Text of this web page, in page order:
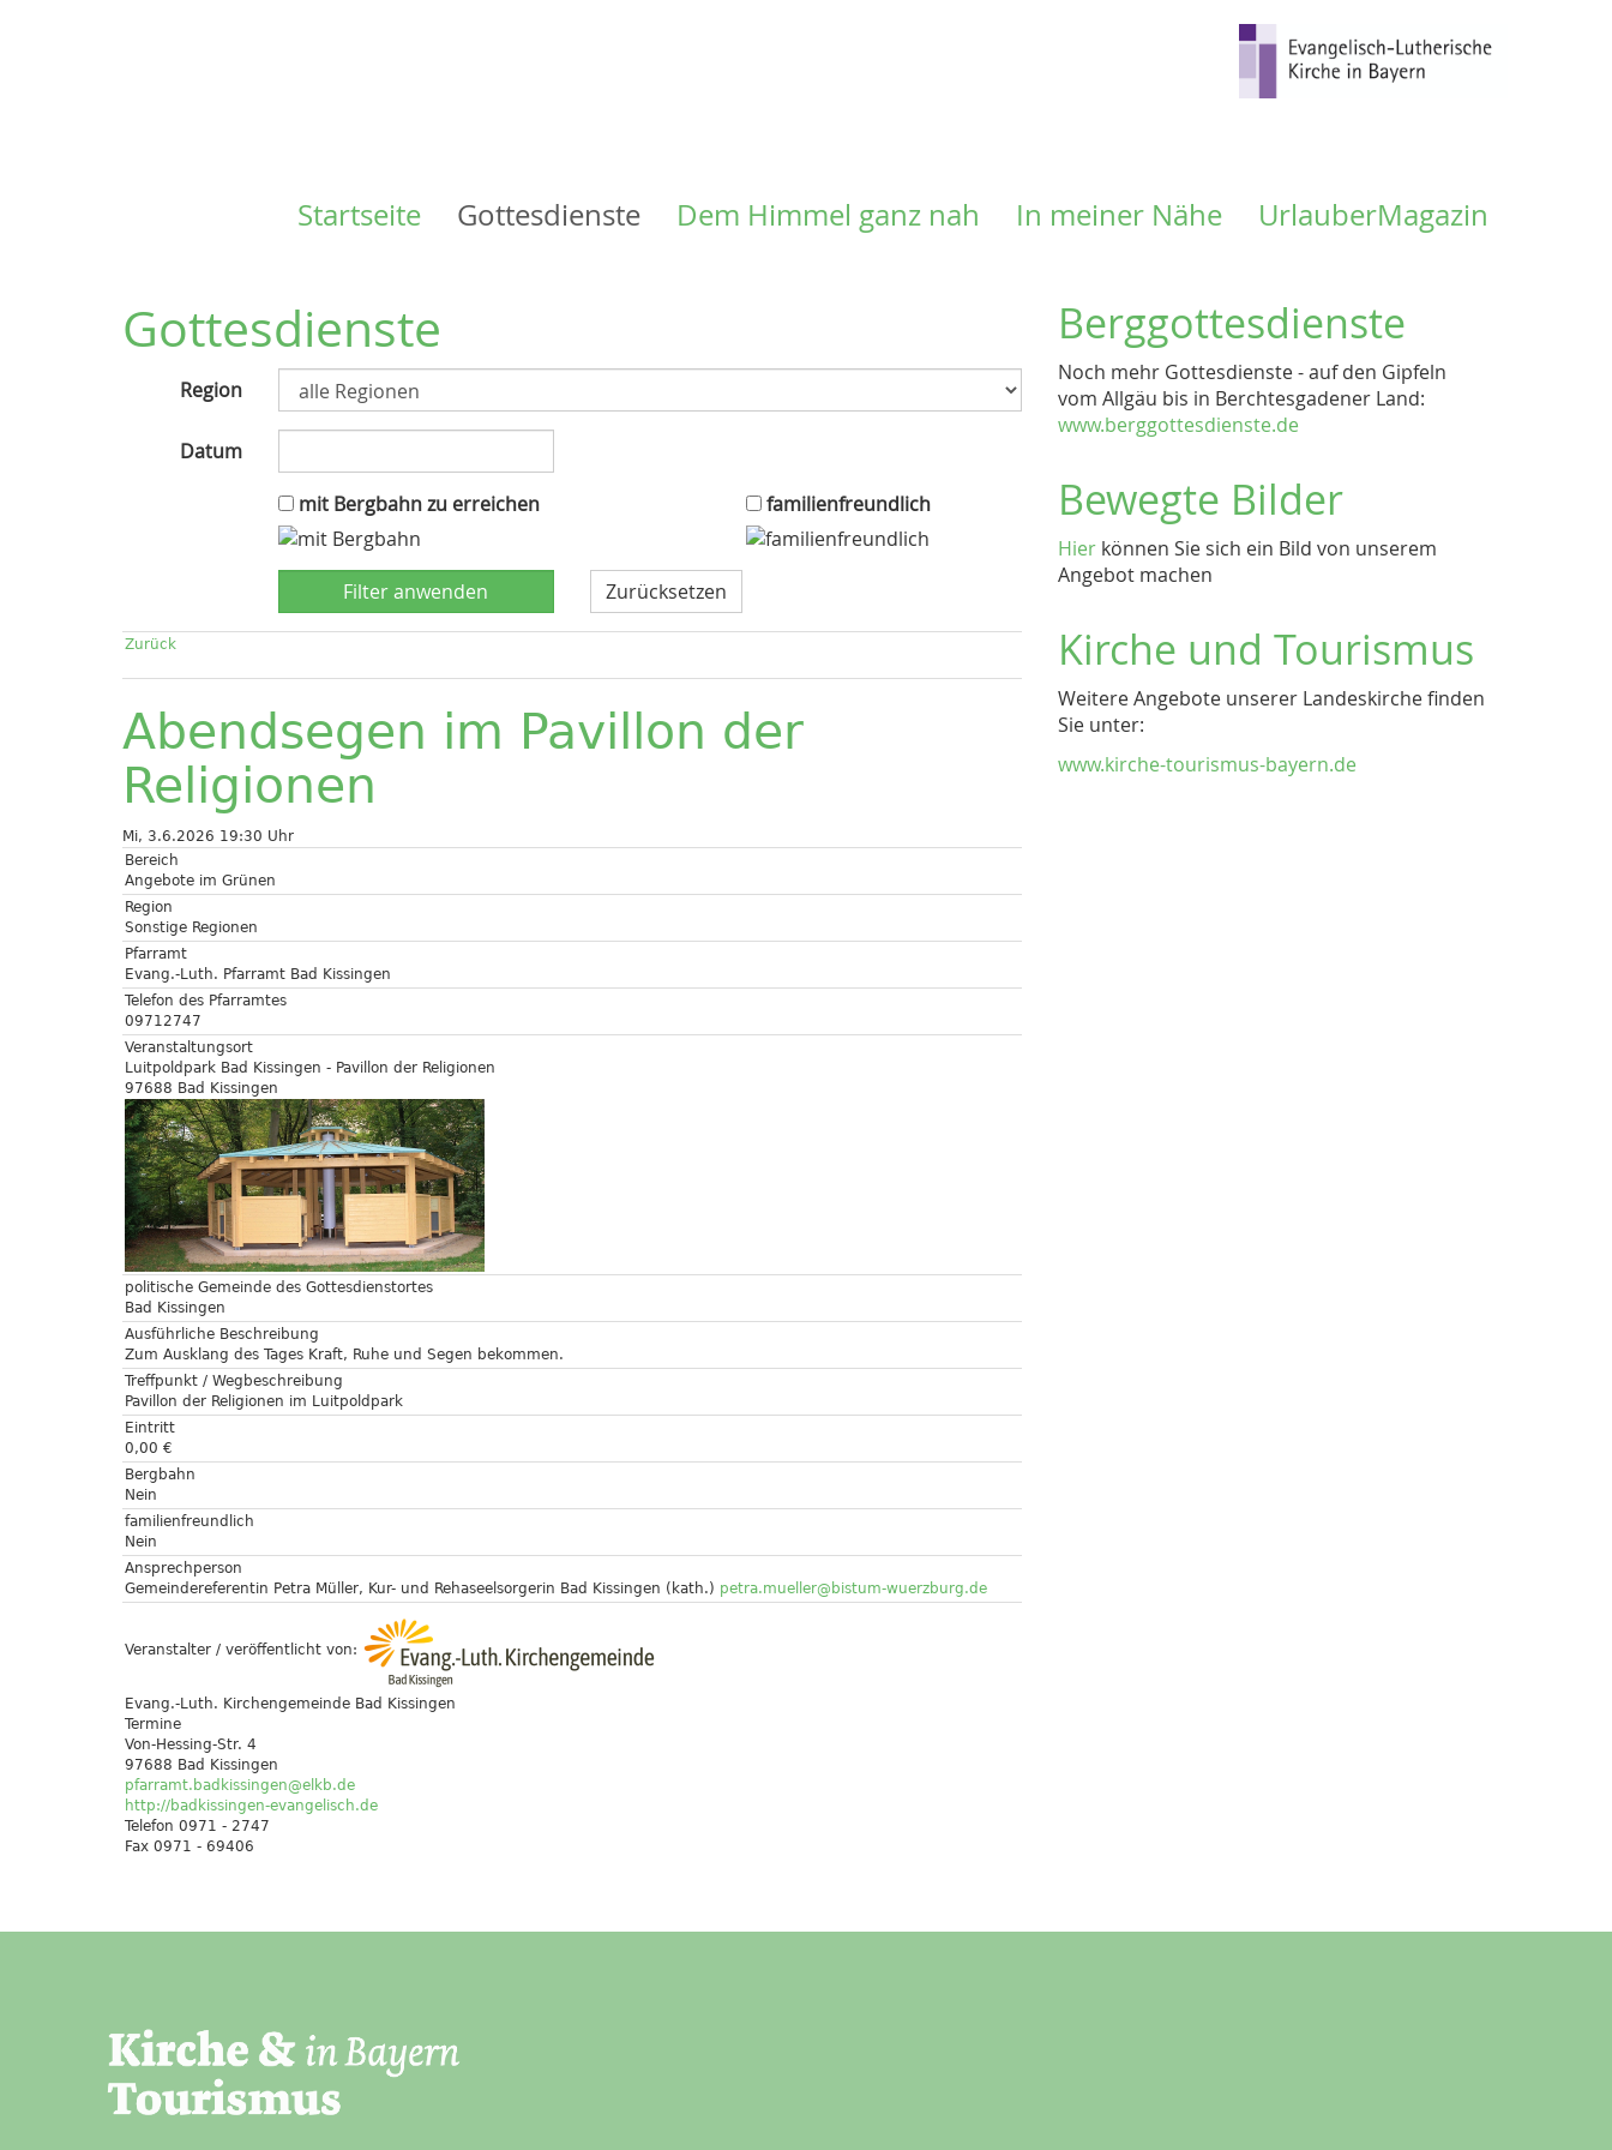
Startseite Gottesdienste Dem Himmel ganz nah In meiner Nähe UrlauberMagazin
Gottesdienste
Region
Datum
mit Bergbahn zu erreichen
familienfreundlich
Zurücksetzen
Zurück
Abendsegen im Pavillon der
Religionen
Mi, 3.6.2026 19:30 Uhr
Bereich
Angebote im Grünen
Region
Sonstige Regionen
Pfarramt
Evang.-Luth. Pfarramt Bad Kissingen
Telefon des Pfarramtes
09712747
Veranstaltungsort
Luitpoldpark Bad Kissingen - Pavillon der Religionen
97688 Bad Kissingen
politische Gemeinde des Gottesdienstortes
Bad Kissingen
Ausführliche Beschreibung
Zum Ausklang des Tages Kraft, Ruhe und Segen bekommen.
Treffpunkt / Wegbeschreibung
Pavillon der Religionen im Luitpoldpark
Eintritt
0,00 €
Bergbahn
Nein
familienfreundlich
Nein
Ansprechperson
Gemeindereferentin Petra Müller, Kur- und Rehaseelsorgerin Bad Kissingen (kath.) petra.mueller@bistum-wuerzburg.de
Veranstalter / veröffentlicht von:
Evang.-Luth. Kirchengemeinde Bad Kissingen
Termine
Von-Hessing-Str. 4
97688 Bad Kissingen
pfarramt.badkissingen@elkb.de
http://badkissingen-evangelisch.de
Telefon 0971 - 2747
Fax 0971 - 69406
Berggottesdienste
Noch mehr Gottesdienste - auf den Gipfeln
vom Allgäu bis in Berchtesgadener Land:
www.berggottesdienste.de
Bewegte Bilder
Hier können Sie sich ein Bild von unserem
Angebot machen
Kirche und Tourismus
Weitere Angebote unserer Landeskirche finden
Sie unter:
www.kirche-tourismus-bayern.de